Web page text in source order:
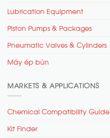
Lubrication Equipment
Piston Pumps & Packages
Pneumatic Valves & Cylinders
Máy ép bùn
MARKETS & APPLICATIONS
Chemical Compatibility Guide
Kit Finder